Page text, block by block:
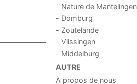
- Nature de Mantelingen
- Domburg
- Zoutelande
- Vlissingen
- Middelburg
AUTRE
À propos de nous